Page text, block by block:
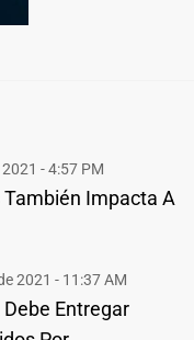
- 4:57 PM
Impacta A
2021 - 11:37 AM
Entregar